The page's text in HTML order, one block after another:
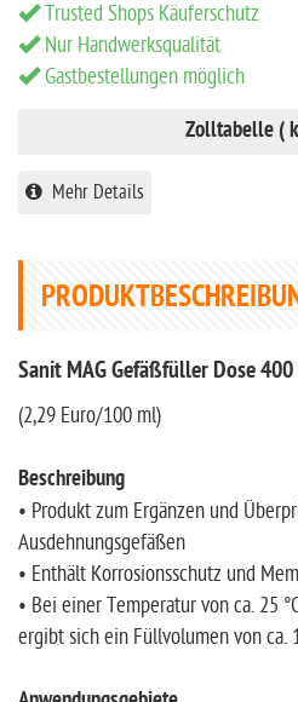
Trusted Shops Käuferschutz
Nur Handwerksqualität
Gastbestellungen möglich
Zolltabelle (
Mehr Details
Sanit MAG Gefäßfüller Dose
(2,29 Euro/100 ml)
Beschreibung
• Produkt zum Ergänzen und
Ausdehnungsgefäßen
• Enthält Korrosionsschutz und
• Bei einer Temperatur von ca. 25
ergibt sich ein Füllvolumen von ca.